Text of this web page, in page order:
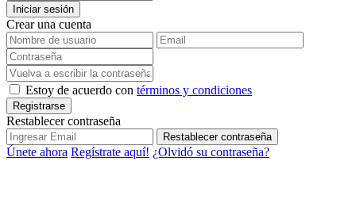
Iniciar sesión
Crear una cuenta
Estoy de acuerdo con términos y condiciones
Registrarse
Restablecer contraseña
Restablecer contraseña
Únete ahora Regístrate aquí! ¿Olvidó su contraseña?